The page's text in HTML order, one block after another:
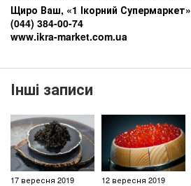
Щиро Ваш, «1 Ікорний Супермаркет»
(044) 384-00-74
www.ikra-market.com.ua
Інші записи
17 вересня 2019 12 вересня 2019